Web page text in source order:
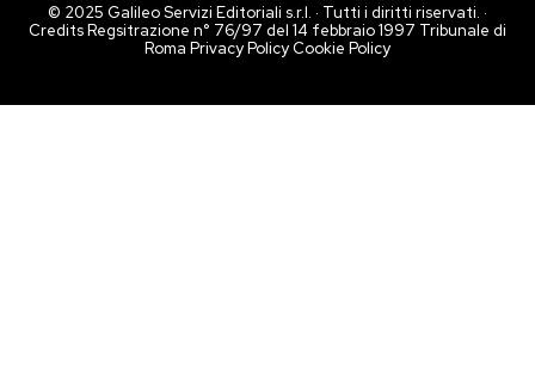
© 2025 Galileo Servizi Editoriali s.r.l. · Tutti i diritti riservati. ·
Credits Regsitrazione n° 76/97 del 14 febbraio 1997 Tribunale di
Roma Privacy PolicyCookie Policy